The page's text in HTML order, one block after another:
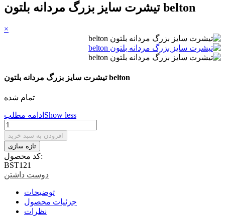
تیشرت سایز بزرگ مردانه بلتون belton
×
تیشرت سایز بزرگ مردانه بلتون belton
تمام شده
ادامه مطلب Show less
افزودن به سبد خرید
کد محصول:
BST121
دوست داشتن
توضیحات
جزئیات محصول
نظرات